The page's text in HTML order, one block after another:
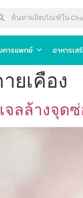
ารแพทย์ อาหารเส
ยเคือง
จลล้างจุด